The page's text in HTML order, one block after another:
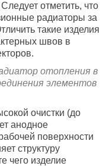
отметить, что
радиаторы за
такие изделия
швов в
отопления в
элементов
очистки (до
анодное
поверхности
структуру
чего изделие